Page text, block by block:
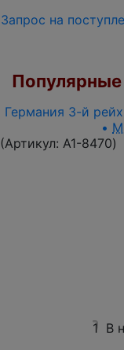
Запрос на
Германия 3-й
•
(Артикул: A1-8470)
1 В